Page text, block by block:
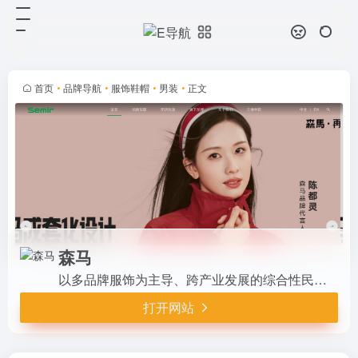
首页 • 品牌导航 • 服饰鞋帽 • 男装 • 正文
森马
以多品牌服饰为主导、跨产业发展的综合性民营企业。公司拥有“森马”和“巴拉巴拉”两大服饰品牌，分别为国内休闲装行业和儿童服饰行业的领导品牌。
打开网站
“巴拉巴拉”两大服饰品牌，分别为国
内休闲装行业和儿童服饰行业的领导
品牌。